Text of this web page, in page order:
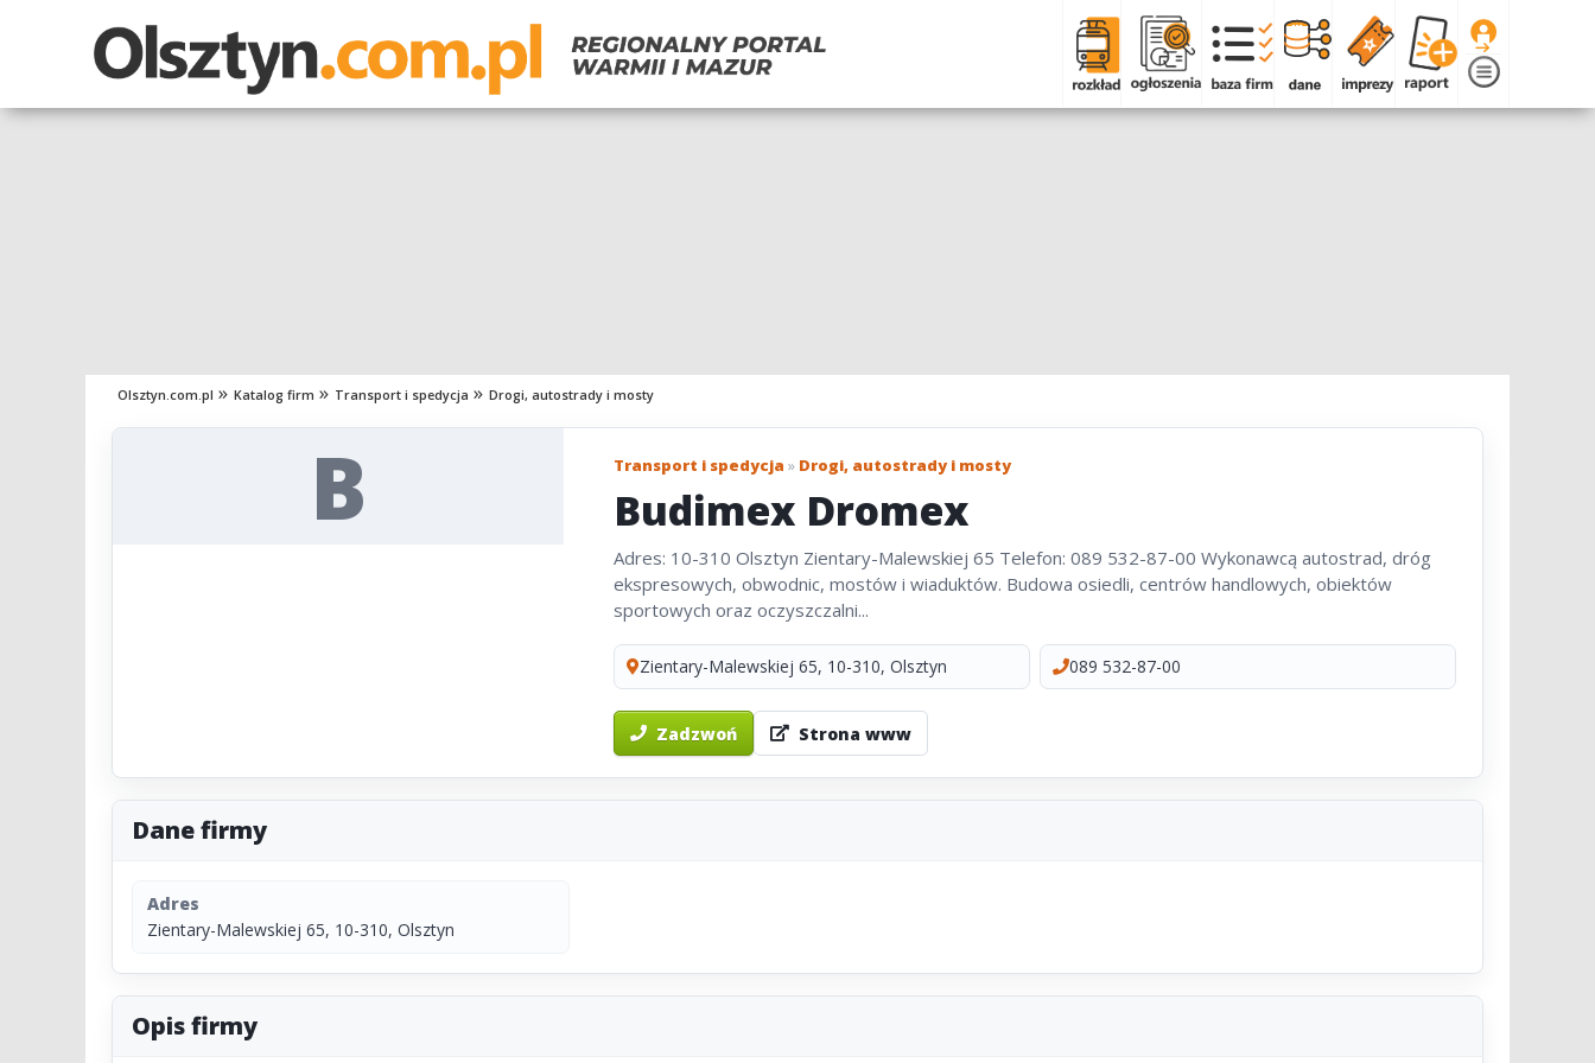
Olsztyn.com.pl Katalog firm Transport i spedycja Drogi, autostrady i mosty
B Transport i spedycja » Drogi, autostrady i mosty
Budimex Dromex
Adres: 10-310 Olsztyn Zientary-Malewskiej 65 Telefon: 089 532-87-00 Wykonawcą autostrad, dróg
ekspresowych, obwodnic, mostów i wiaduktów. Budowa osiedli, centrów handlowych, obiektów
sportowych oraz oczyszczalni...
Zientary-Malewskiej 65, 10-310, Olsztyn 089 532-87-00
Zadzwoń Strona www
Dane firmy
Adres
Zientary-Malewskiej 65, 10-310, Olsztyn
Opis firmy